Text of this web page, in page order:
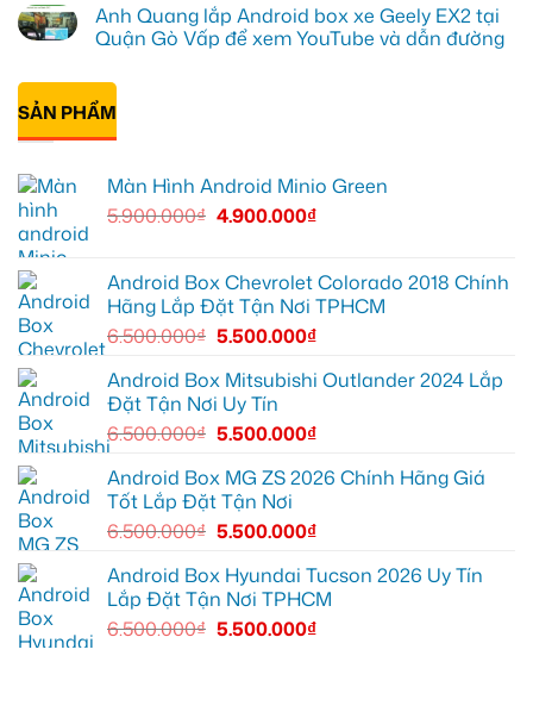
giải
trí
cho
Ford
Everest
Đức
cần
ánh
sáng
lắp
Camera
hành
Suzuki
XL7
tại
lại
bình
luận
ở
Android
Box
cho
tại
Anh Quang lắp Android box xe Geely EX2 tại
Quận Gò Vấp để xem YouTube và dẫn đường
có
bình
luận
ở
Anh
Android
Quận
Gò
Vấp
xem
YouTube
dẫn
đường
SẢN PHẨM
Màn Hình Android Minio Green
5.900.000₫ 4.900.000₫
Android Box Chevrolet Colorado 2018 Chính
Hãng Lắp Đặt Tận Nơi TPHCM
6.500.000₫ 5.500.000₫
Android Box Mitsubishi Outlander 2024 Lắp
Đặt Tận Nơi Uy Tín
6.500.000₫ 5.500.000₫
Android Box MG ZS 2026 Chính Hãng Giá
Tốt Lắp Đặt Tận Nơi
6.500.000₫ 5.500.000₫
Android Box Hyundai Tucson 2026 Uy Tín
Lắp Đặt Tận Nơi TPHCM
6.500.000₫ 5.500.000₫